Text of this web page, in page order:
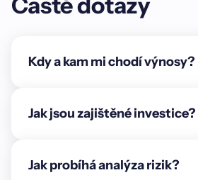
Item B
Text link
Emphasis
Kdy a kam mi chodí výnosy?
Jak jsou zajištěné investice?
Jak probíhá analýza rizik?